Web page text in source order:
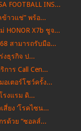
FOOTBALL INS...
ข้าวแช่” พร้อ...
HONOR X7b ชูจ...
สามารถรับมือ...
งธุรกิจ ป...
าร Call Cen...
อเตอร์โชว์ครั้ง...
รงแรม ดิ...
ยง ‘โรคไซน...
รด้วย “ซอลส์...